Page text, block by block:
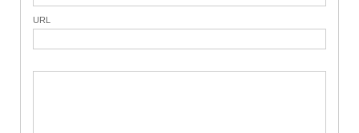
URL